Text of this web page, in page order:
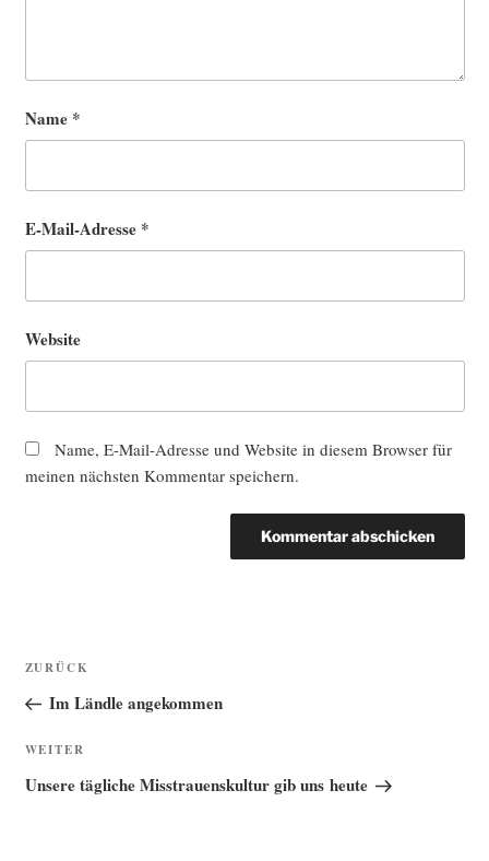
Name *
E-Mail-Adresse *
Website
Name, E-Mail-Adresse und Website in diesem Browser für
meinen nächsten Kommentar speichern.
Beitragsnavigation
Vorheriger
Beitrag
ZURÜCK
Im Ländle angekommen
Nächster
Beitrag
WEITER
Unsere tägliche Misstrauenskultur gib uns heute